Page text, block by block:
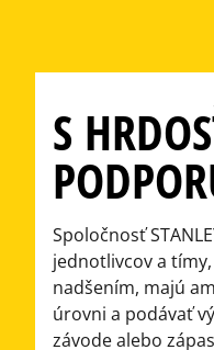
S
Spoločnosť
jednotlivcov a
nadšením, majú
úrovni a podávať
závode alebo